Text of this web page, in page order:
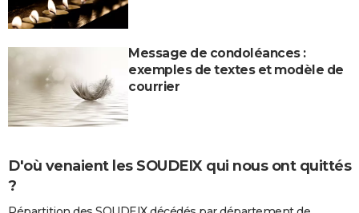
Message de condoléances :
exemples de textes et modèle de
courrier
D'où venaient les SOUDEIX qui nous ont quittés
?